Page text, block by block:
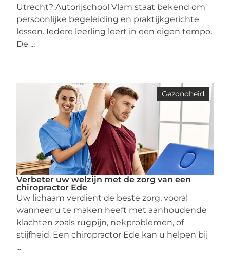
Utrecht? Autorijschool Vlam staat bekend om
persoonlijke begeleiding en praktijkgerichte
lessen. Iedere leerling leert in een eigen tempo.
De ...
Gezondheid
Verbeter uw welzijn met de zorg van een
chiropractor Ede
Uw lichaam verdient de beste zorg, vooral
wanneer u te maken heeft met aanhoudende
klachten zoals rugpijn, nekproblemen, of
stijfheid. Een chiropractor Ede kan u helpen bij
...